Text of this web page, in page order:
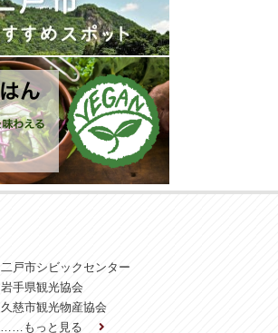
二戸市シビックセンター
岩手県観光協会
久慈市観光物産協会
……もっと見る